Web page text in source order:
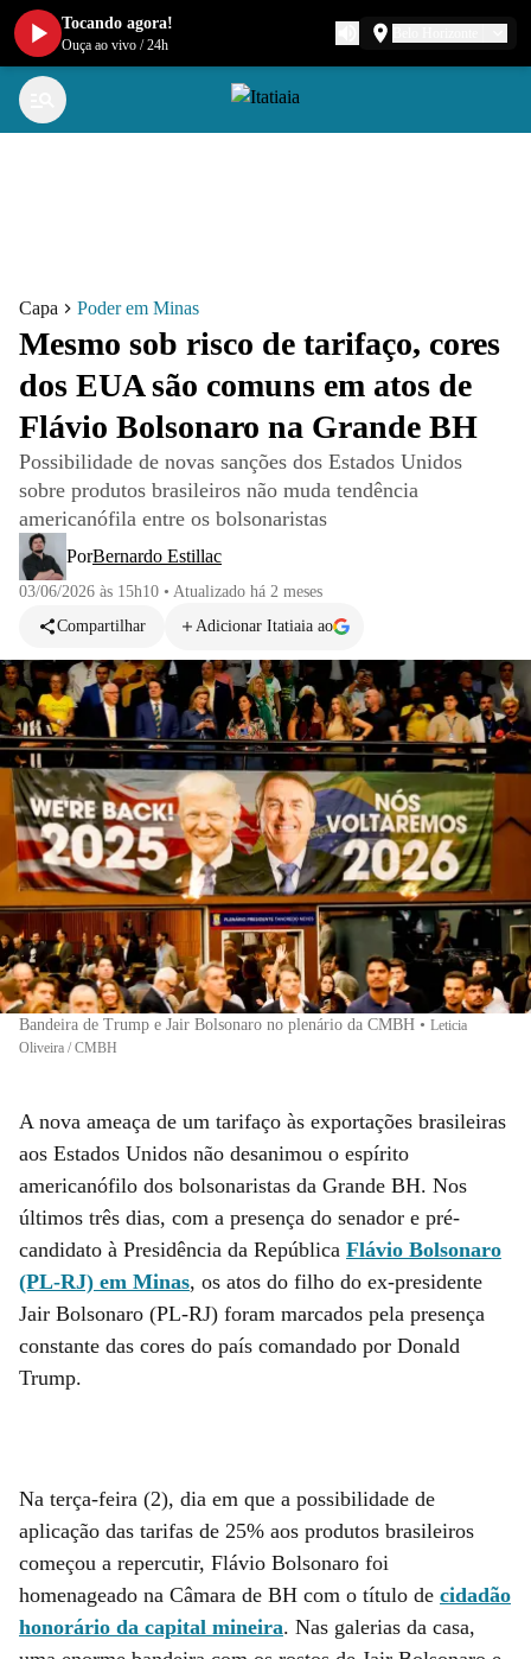
Capa Poder em Minas
Mesmo sob risco de tarifaço, cores
dos EUA são comuns em atos de
Flávio Bolsonaro na Grande BH
Possibilidade de novas sanções dos Estados Unidos
sobre produtos brasileiros não muda tendência
americanófila entre os bolsonaristas
PorBernardo Estillac
03/06/2026 às 15h10 • Atualizado há 2 meses
Compartilhar
Adicionar Itatiaia ao
Bandeira de Trump e Jair Bolsonaro no plenário da CMBH • Leticia
Oliveira / CMBH
A nova ameaça de um tarifaço às exportações brasileiras
aos Estados Unidos não desanimou o espírito
americanófilo dos bolsonaristas da Grande BH. Nos
últimos três dias, com a presença do senador e pré-
candidato à Presidência da República Flávio Bolsonaro
(PL-RJ) em Minas, os atos do filho do ex-presidente
Jair Bolsonaro (PL-RJ) foram marcados pela presença
constante das cores do país comandado por Donald
Trump.
Na terça-feira (2), dia em que a possibilidade de
aplicação das tarifas de 25% aos produtos brasileiros
começou a repercutir, Flávio Bolsonaro foi
homenageado na Câmara de BH com o título de cidadão
honorário da capital mineira. Nas galerias da casa,
Tocando agora!
Ouça ao vivo /24h